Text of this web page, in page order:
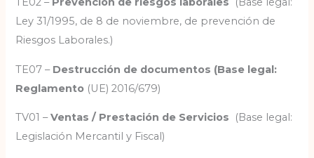
Ley 31/1995, de 8 de noviembre, de prevención de
Riesgos Laborales.)
TE07 – Destrucción de documentos (Base legal:
Reglamento (UE) 2016/679)
TV01 –Ventas / Prestación de Servicios (Base legal:
Legislación Mercantil y Fiscal)